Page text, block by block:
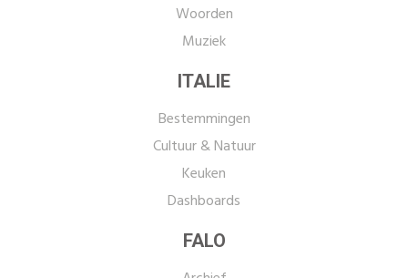
Woorden
Muziek
ITALIE
Bestemmingen
Cultuur & Natuur
Keuken
Dashboards
FALO